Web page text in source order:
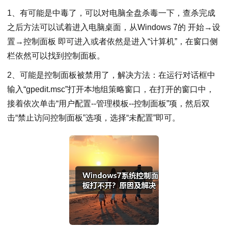
1、有可能是中毒了，可以对电脑全盘杀毒一下，查杀完成
之后方法可以试着进入电脑桌面，从Windows 7的 开始→设
置→控制面板 即可进入或者依然是进入“计算机”，在窗口侧
栏依然可以找到控制面板。
2、可能是控制面板被禁用了，解决方法：在运行对话框中
输入“gpedit.msc”打开本地组策略窗口，在打开的窗口中，
接着依次单击“用户配置--管理模板--控制面板”项，然后双
击“禁止访问控制面板”选项，选择“未配置”即可。